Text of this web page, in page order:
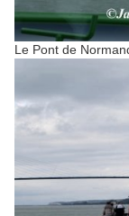
Le Pont de